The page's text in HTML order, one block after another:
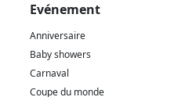
Evénement
Anniversaire
Baby showers
Carnaval
Coupe du monde